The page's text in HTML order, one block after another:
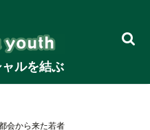
ルを結ぶ
会から来た若者